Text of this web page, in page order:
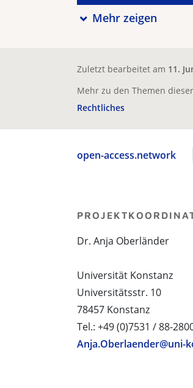
Mehr zeigen
Zuletzt bearbeitet am 11.
Mehr zu den Themen
Rechtliches
open-access.network
Dr. Anja Oberländer
Universität Konstanz
Universitätsstr. 10
78457 Konstanz
Tel.: +49 (0)7531 / 88-
Anja.Oberlaender@uni-